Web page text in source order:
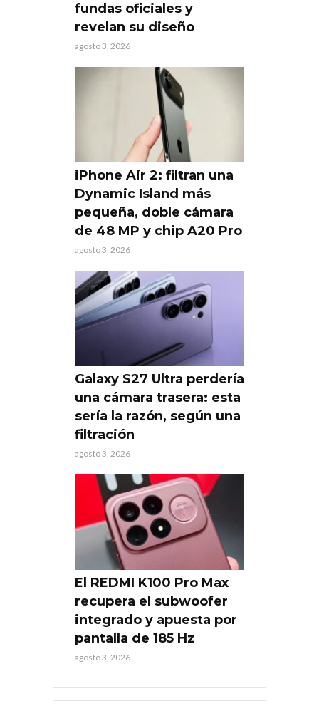
fundas oficiales y
revelan su diseño
agosto 3, 2026
iPhone Air 2: filtran una
Dynamic Island más
pequeña, doble cámara
de 48 MP y chip A20 Pro
agosto 3, 2026
Galaxy S27 Ultra perdería
una cámara trasera: esta
sería la razón, según una
filtración
agosto 3, 2026
El REDMI K100 Pro Max
recupera el subwoofer
integrado y apuesta por
pantalla de 185 Hz
agosto 3, 2026